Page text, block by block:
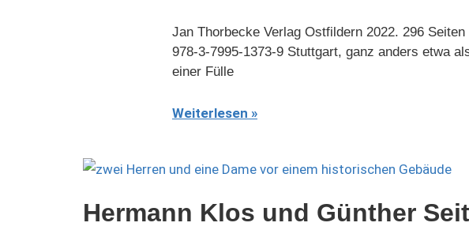
Jan Thorbecke Verlag Ostfildern 2022. 296
978-3-7995-1373-9 Stuttgart, ganz anders etwa
einer Fülle
Weiterlesen
Hermann Klos und Günther